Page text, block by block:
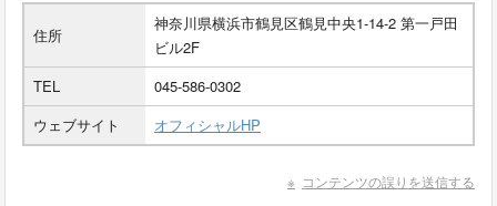
住所
神奈川県横浜市鶴見区鶴見中央1-14-2 第一戸田
ビル2F
TEL
045-586-0302
ウェブサイト
オフィシャルHP
コンテンツの誤りを送信する